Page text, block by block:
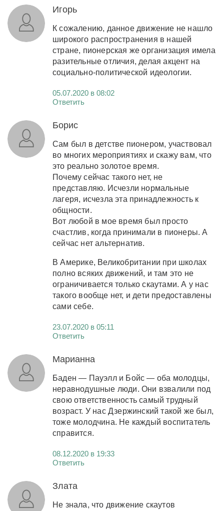
Игорь
К сожалению, данное движение не нашло
широкого распространения в нашей
стране, пионерская же организация имела
разительные отличия, делая акцент на
социально-политической идеологии.
05.07.2020 в 08:02
Ответить
Борис
Сам был в детстве пионером, участвовал
во многих мероприятиях и скажу вам, что
это реально золотое время.
Почему сейчас такого нет, не
представляю. Исчезли нормальные
лагеря, исчезла эта принадлежность к
общности.
Вот любой в мое время был просто
счастлив, когда принимали в пионеры. А
сейчас нет альтернатив.
В Америке, Великобритании при школах
полно всяких движений, и там это не
ограничивается только скаутами. А у нас
такого вообще нет, и дети предоставлены
сами себе.
23.07.2020 в 05:11
Ответить
Марианна
Баден — Пауэлл и Бойс — оба молодцы,
неравнодушные люди. Они взвалили под
свою ответственность самый трудный
возраст. У нас Дзержинский такой же был,
тоже молодчина. Не каждый воспитатель
справится.
08.12.2020 в 19:33
Ответить
Злата
Не знала, что движение скаутов